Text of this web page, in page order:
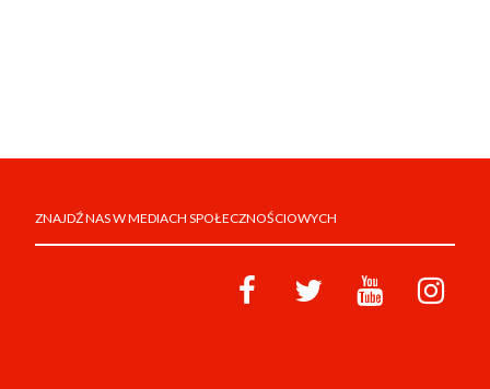
ZNAJDŹ NAS W MEDIACH SPOŁECZNOŚCIOWYCH